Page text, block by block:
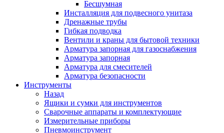
Бесшумная
Инсталляция для подвесного унитаза
Дренажные трубы
Гибкая подводка
Вентили и краны для бытовой техники
Арматура запорная для газоснабжения
Арматура запорная
Арматура для смесителей
Арматура безопасности
Инструменты
Назад
Ящики и сумки для инструментов
Сварочные аппараты и комплектующие
Измерительные приборы
Пневмоинструмент